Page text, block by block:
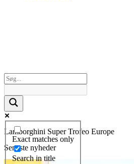
Exact matches only
Search in title
Lamborghini Super Trofeo Europe
Seneste nyheder